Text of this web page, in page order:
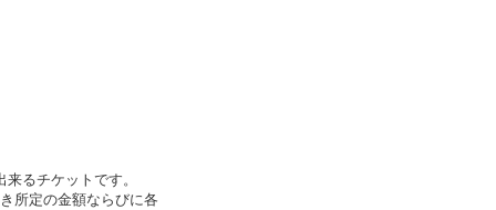
るチケットです。
所定の金額ならびに各